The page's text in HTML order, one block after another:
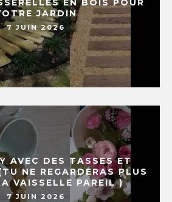
EN BOIS POUR
JARDIN
7 JUIN 2026
AVEC DES TASSES ET
NE REGARDERAS PLUS
VAISSELLE PAREIL )
7 JUIN 2026